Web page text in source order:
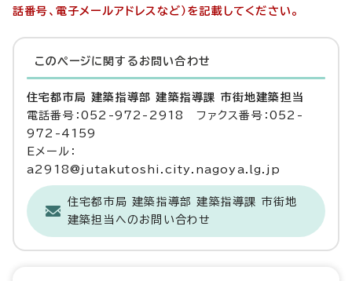
話番号、電子メールアドレスなど）を記載してください。
このページに関する お問い合わせ
住宅都市局 建築指導部 建築指導課 市街地建築担当
電話番号：052-972-2918 ファクス番号：052-
972-4159
Eメール：
a2918@jutakutoshi.city.nagoya.lg.jp
住宅都市局 建築指導部 建築指導課 市街地
建築担当へのお問い合わせ